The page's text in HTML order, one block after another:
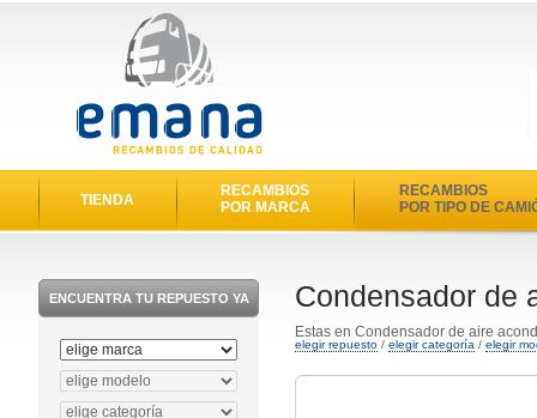
TIENDA
RECAMBIOS
POR MARCA
RECAMBIOS
POR TIPO DE
ENCUENTRA TU REPUESTO YA Condensador de
Estas en Condensador de aire
elegir repuesto / elegir categoría / elegir